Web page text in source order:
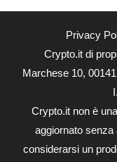
Privacy
Crypto.it di
Marchese 10,
Crypto.it non è
aggiornato senza
considerarsi un